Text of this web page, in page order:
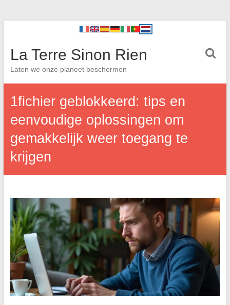
La Terre Sinon Rien
Laten we onze planeet beschermen
1fichier geblokkeerd: tips en
eenvoudige oplossingen om
gemakkelijk weer toegang te
krijgen